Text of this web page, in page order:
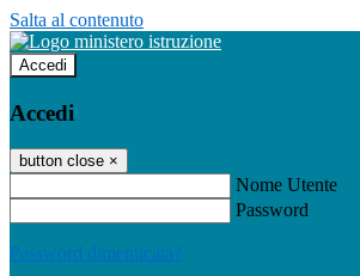
Salta al contenuto
Accedi
Accedi
button close ×
Nome Utente
Password
Password dimenticata?